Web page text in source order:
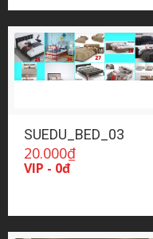
SUEDU_BED_03
20.000₫
VIP - 0đ